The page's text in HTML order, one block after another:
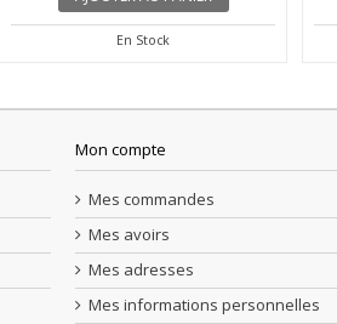
En Stock
Mon compte
Mes commandes
Mes avoirs
Mes adresses
Mes informations personnelles